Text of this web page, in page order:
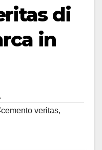
di
in
veritas,